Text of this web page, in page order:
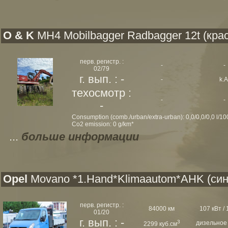
O & K MH4 Mobilbagger Radbagger 12t
перв. регистр. :
02/79
- -
г. вып. : - -
техосмотр :
-
- -
Consumption (comb./urban/extra-urban): 0,0/0,0/0,0 l/
Co2 emission: 0 g/km*
... больше информации
Opel Movano *1.Hand*Klimaautom*AHK
перв. регистр. :
01/20
84000 км 107 кВт /
г. вып. : - 2299 куб.см3